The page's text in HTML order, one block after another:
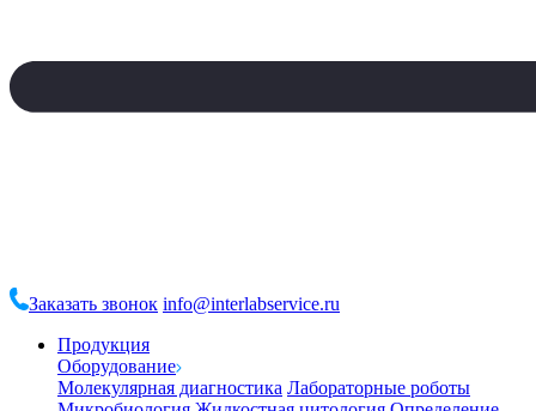
Заказать звонок info@interlabservice.ru
Продукция
Оборудование
Молекулярная диагностика Лабораторные роботы